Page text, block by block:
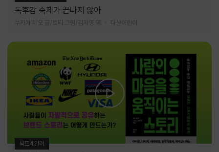
독후감 숙제가 끝나지 않아
누카가 미오 글/토티 그림/김지영 역 다산어린이
북트레일러